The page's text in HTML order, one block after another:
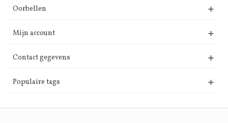
Oorbellen
Mijn account
Contact gegevens
Populaire tags